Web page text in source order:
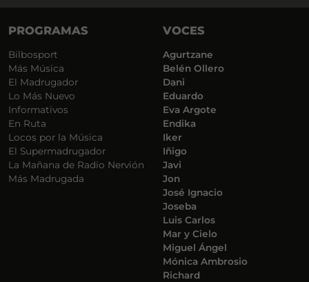
PROGRAMAS
Bilbosport
Más Música
El Madrugador
Lo Más Nuevo
Informativos
En Ruta
Locos por la Música
El Supermadrugador
La Mañana de Radio Nervión
Más Madrugada
VOCES
Agurtzane
Belén Ollero
Dani
Eduardo
Eva Argote
Endika
Iker
Iñigo
Javi
Jon
José Ignacio
Joseba
Luis Carlos
Mar y Cielo
Miguel Ángel
Mónica Ambrosio
Richard